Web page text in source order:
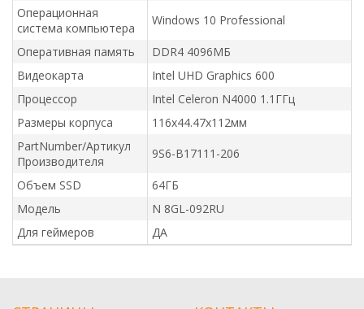
Операционная
система компьютера
Windows 10 Professional
Оперативная память
DDR4 4096МБ
Видеокарта
Intel UHD Graphics 600
Процессор
Intel Celeron N4000 1.1ГГц
Размеры корпуса
116x44.47x112мм
PartNumber/Артикул
Производителя
9S6-B17111-206
Объем SSD
64ГБ
Модель
N 8GL-092RU
Для геймеров
ДА